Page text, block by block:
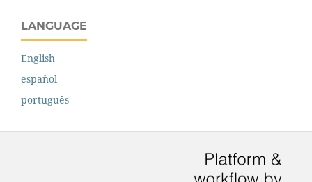
LANGUAGE
English
español
português